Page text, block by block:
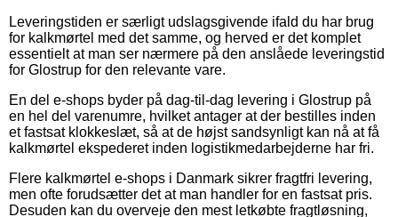
Leveringstiden er særligt udslagsgivende ifald du har brug
for kalkmørtel med det samme, og herved er det komplet
essentielt at man ser nærmere på den anslåede leveringstid
for Glostrup for den relevante vare.
En del e-shops byder på dag-til-dag levering i Glostrup på
en hel del varenumre, hvilket antager at der bestilles inden
et fastsat klokkeslæt, så at de højst sandsynligt kan nå at få
kalkmørtel ekspederet inden logistikmedarbejderne har fri.
Flere kalkmørtel e-shops i Danmark sikrer fragtfri levering,
men ofte forudsætter det at man handler for en fastsat pris.
Desuden kan du overveje den mest letkøbte fragtløsning,